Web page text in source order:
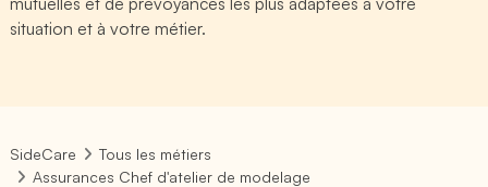
situation et à votre métier.
SideCare
Tous les métiers
Assurances Chef d'atelier de modelage